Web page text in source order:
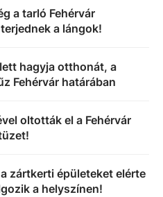
a tarló Fehérvár
a lángok!
hagyja otthonát, a
Fehérvár határában
oltották el a Fehérvár
zártkerti épületeket elérte
a helyszínen!